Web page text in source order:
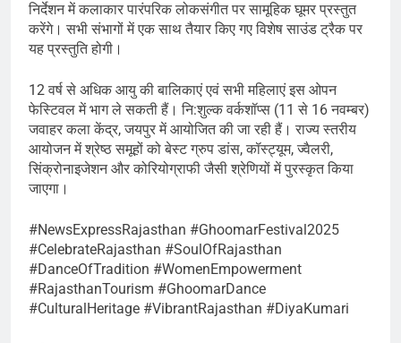
निर्देशन में कलाकार पारंपरिक लोकसंगीत पर सामूहिक घूमर प्रस्तुत
करेंगे। सभी संभागों में एक साथ तैयार किए गए विशेष साउंड ट्रैक पर
यह प्रस्तुति होगी।
12 वर्ष से अधिक आयु की बालिकाएं एवं सभी महिलाएं इस ओपन
फेस्टिवल में भाग ले सकती हैं। नि:शुल्क वर्कशॉप्स (11 से 16 नवम्बर)
जवाहर कला केंद्र, जयपुर में आयोजित की जा रही हैं। राज्य स्तरीय
आयोजन में श्रेष्ठ समूहों को बेस्ट ग्रुप डांस, कॉस्ट्यूम, ज्वैलरी,
सिंक्रोनाइजेशन और कोरियोग्राफी जैसी श्रेणियों में पुरस्कृत किया
जाएगा।
#NewsExpressRajasthan #GhoomarFestival2025
#CelebrateRajasthan #SoulOfRajasthan
#DanceOfTradition #WomenEmpowerment
#RajasthanTourism #GhoomarDance
#CulturalHeritage #VibrantRajasthan #DiyaKumari